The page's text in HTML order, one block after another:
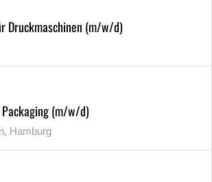
Druckmaschinen (m/w/d)
(m/w/d)
Hamburg